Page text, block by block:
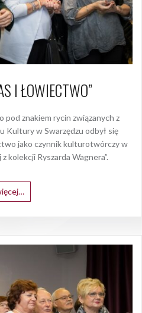
I ŁOWIECTWO”
pod znakiem rycin związanych z
Kultury w Swarzędzu odbył się
jako czynnik kulturotwórczy w
kolekcji Ryszarda Wagnera”.